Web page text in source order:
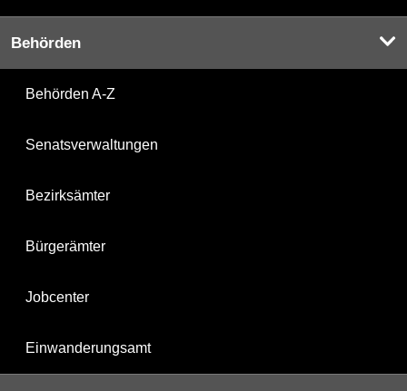
Behörden
Behörden A-Z
Senatsverwaltungen
Bezirksämter
Bürgerämter
Jobcenter
Einwanderungsamt